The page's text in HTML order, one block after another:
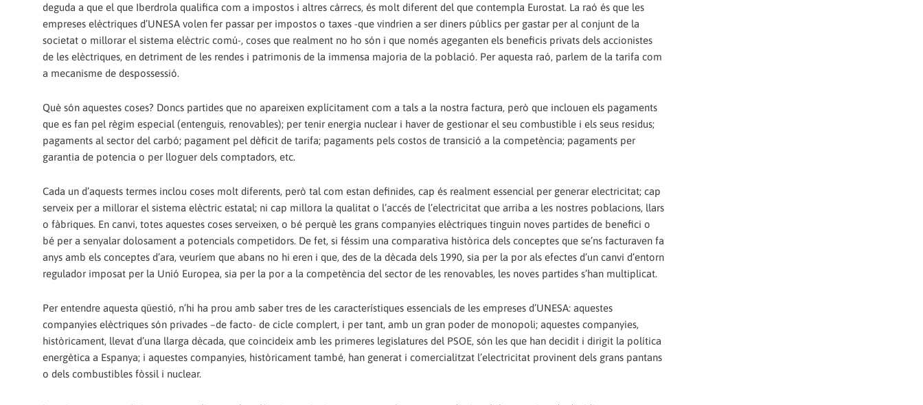
deguda a que el que Iberdrola qualifica com a impostos i altres càrrecs, és molt diferent del que contempla Eurostat. La raó és que les
empreses elèctriques d’UNESA volen fer passar per impostos o taxes -que vindrien a ser diners públics per gastar per al conjunt de la
societat o millorar el sistema elèctric comú-, coses que realment no ho són i que només ageganten els beneficis privats dels accionistes
de les elèctriques, en detriment de les rendes i patrimonis de la immensa majoria de la població. Per aquesta raó, parlem de la tarifa com
a mecanisme de despossessió.
Què són aquestes coses? Doncs partides que no apareixen explícitament com a tals a la nostra factura, però que inclouen els pagaments
que es fan pel règim especial (entenguis, renovables); per tenir energia nuclear i haver de gestionar el seu combustible i els seus residus;
pagaments al sector del carbó; pagament pel dèficit de tarifa; pagaments pels costos de transició a la competència; pagaments per
garantia de potencia o per lloguer dels comptadors, etc.
Cada un d’aquests termes inclou coses molt diferents, però tal com estan definides, cap és realment essencial per generar electricitat; cap
serveix per a millorar el sistema elèctric estatal; ni cap millora la qualitat o l’accés de l’electricitat que arriba a les nostres poblacions, llars
o fàbriques. En canvi, totes aquestes coses serveixen, o bé perquè les grans companyies elèctriques tinguin noves partides de benefici o
bé per a senyalar dolosament a potencials competidors. De fet, si féssim una comparativa històrica dels conceptes que se’ns facturaven fa
anys amb els conceptes d’ara, veuríem que abans no hi eren i que, des de la dècada dels 1990, sia per la por als efectes d’un canvi d’entorn
regulador imposat per la Unió Europea, sia per la por a la competència del sector de les renovables, les noves partides s’han multiplicat.
Per entendre aquesta qüestió, n’hi ha prou amb saber tres de les característiques essencials de les empreses d’UNESA: aquestes
companyies elèctriques són privades –de facto- de cicle complert, i per tant, amb un gran poder de monopoli; aquestes companyies,
històricament, llevat d’una llarga dècada, que coincideix amb les primeres legislatures del PSOE, són les que han decidit i dirigit la política
energètica a Espanya; i aquestes companyies, històricament també, han generat i comercialitzat l’electricitat provinent dels grans pantans
o dels combustibles fòssil i nuclear.